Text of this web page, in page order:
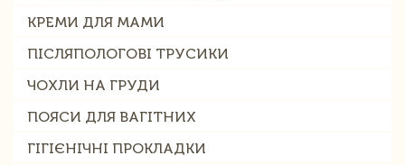
КРЕМИ ДЛЯ МАМИ
ПІСЛЯПОЛОГОВІ ТРУСИКИ
ЧОХЛИ НА ГРУДИ
ПОЯСИ ДЛЯ ВАГІТНИХ
ГІГІЄНІЧНІ ПРОКЛАДКИ